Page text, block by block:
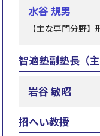
水谷 規男
【主な専門分野】
智適塾副塾長（
岩谷 敏昭
招へい教授